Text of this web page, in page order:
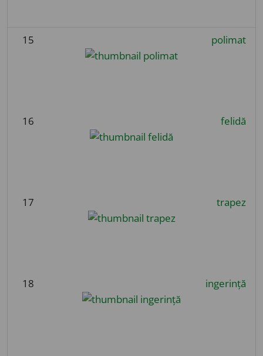
15 polimat
16 felidă
17 trapez
18 ingerință